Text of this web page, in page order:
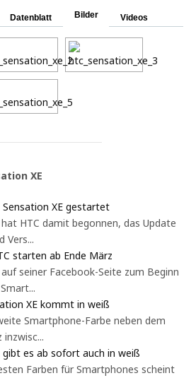
Datenblatt Bilder Videos
XE
Sensation XE gestartet
HTC damit begonnen, das Update
Vers...
starten ab Ende März
seiner Facebook-Seite zum Beginn
XE kommt in weiß
Smartphone-Farbe neben dem
inzwisc...
gibt es ab sofort auch in weiß
Farben für Smartphones scheint